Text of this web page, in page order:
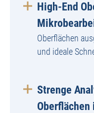
High-End
Oberflächen
und ideale
Strenge